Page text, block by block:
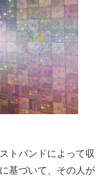
トバンドによって収
基づいて、その人が